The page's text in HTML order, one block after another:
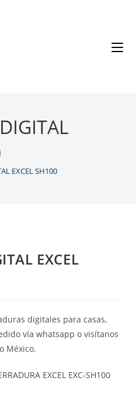
EXCEL SH100
EXCEL
digitales para casas,
vía whatsapp o visítanos
México.
EXCEL EXC-SH100